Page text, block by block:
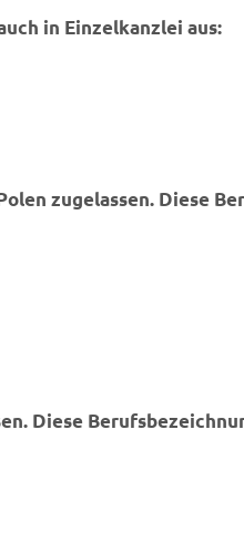
in Einzelkanzlei aus:
zugelassen. Diese
Diese